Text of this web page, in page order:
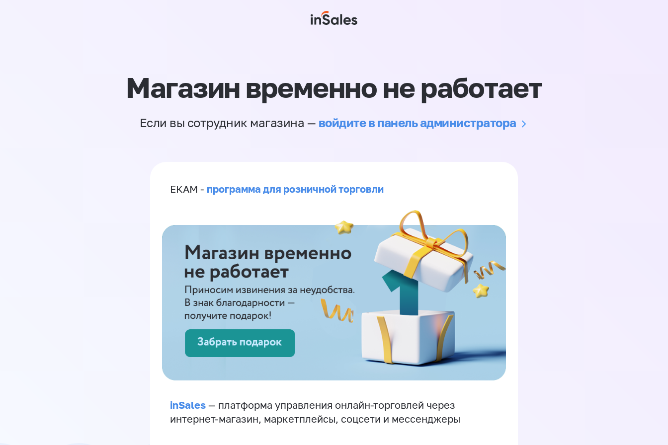
Магазин временно не работает
Если вы сотрудник магазина — войдите в панель администратора
ЕКАМ - программа для розничной торговли
inSales — платформа управления онлайн-торговлей через
интернет-магазин, маркетплейсы, соцсети и мессенджеры